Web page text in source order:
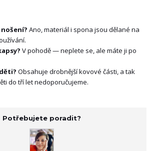
Ano, materiál i spona jsou dělané na
V pohodě — neplete se, ale máte ji po
Obsahuje drobnější kovové části, a tak
do tří let nedoporučujeme.
Potřebujete poradit?